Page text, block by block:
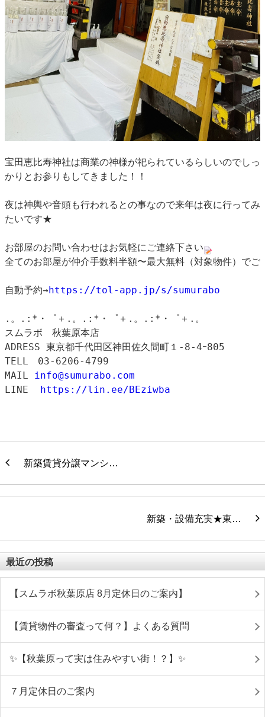
宝田恵比寿神社は商業の神様が祀られているらしいのでしっ
かりとお参りもしてきました！！
夜は神輿や音頭も行われるとの事なので来年は夜に行ってみ
たいです★
お部屋のお問い合わせはお気軽にご連絡下さい
全てのお部屋が仲介手数料半額〜最大無料（対象物件）でご
自動予約→ https://tol-app.jp/s/sumurabo
.。.:*・゜＋.。.:*・゜＋.。.:*・゜＋.。
スムラボ　秋葉原本店
ADRESS 東京都千代田区神田佐久間町１‐8‐4ｰ805
TELL　03-6206-4799
MAIL info@sumurabo.com
LINE
https://lin.ee/BEziwba
新築賃貸分譲マンシ…
新築・設備充実★東…
最近の投稿
【スムラボ秋葉原店 8月定休日のご案内】
【賃貸物件の審査って何？】よくある質問
✨【秋葉原って実は住みやすい街！？】✨
７月定休日のご案内